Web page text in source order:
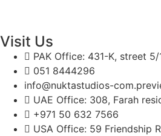
Visit Us
PAK Office: 431-K, street
051 8444296
info@nuktastudios-
UAE Office: 308, Farah
+971 50 632 7566
USA Office: 59 Friendship